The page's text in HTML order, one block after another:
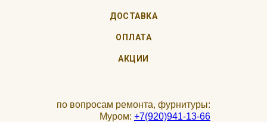
ДОСТАВКА
ОПЛАТА
АКЦИИ
по вопросам ремонта, фурнитуры:
Муром: +7(920)941-13-66